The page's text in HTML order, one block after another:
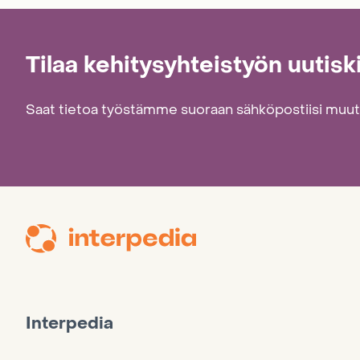
i
Tilaa kehitysyhteistyön
Saat tietoa työstämme suoraan sähköpostiisi
Interpedia